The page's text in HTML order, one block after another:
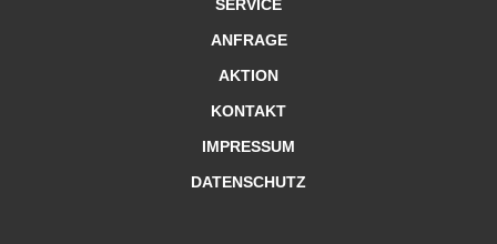
SERVICE
ANFRAGE
AKTION
KONTAKT
IMPRESSUM
DATENSCHUTZ